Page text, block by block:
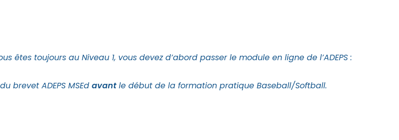
êtes toujours au Niveau 1, vous devez d’abord passer le module en ligne de l’ADEPS :
brevet ADEPS MSEd avantle début de la formation pratique Baseball/Softball.